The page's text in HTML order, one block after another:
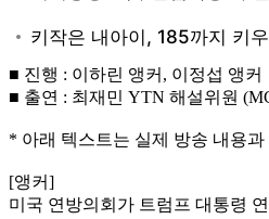
■ 진행 : 이하린 앵커, 이정섭 앵커
■ 출연 : 최재민 YTN 해설위원
* 아래 텍스트는 실제 방송 내용
[앵커]
미국 연방의회가 트럼프 대통령